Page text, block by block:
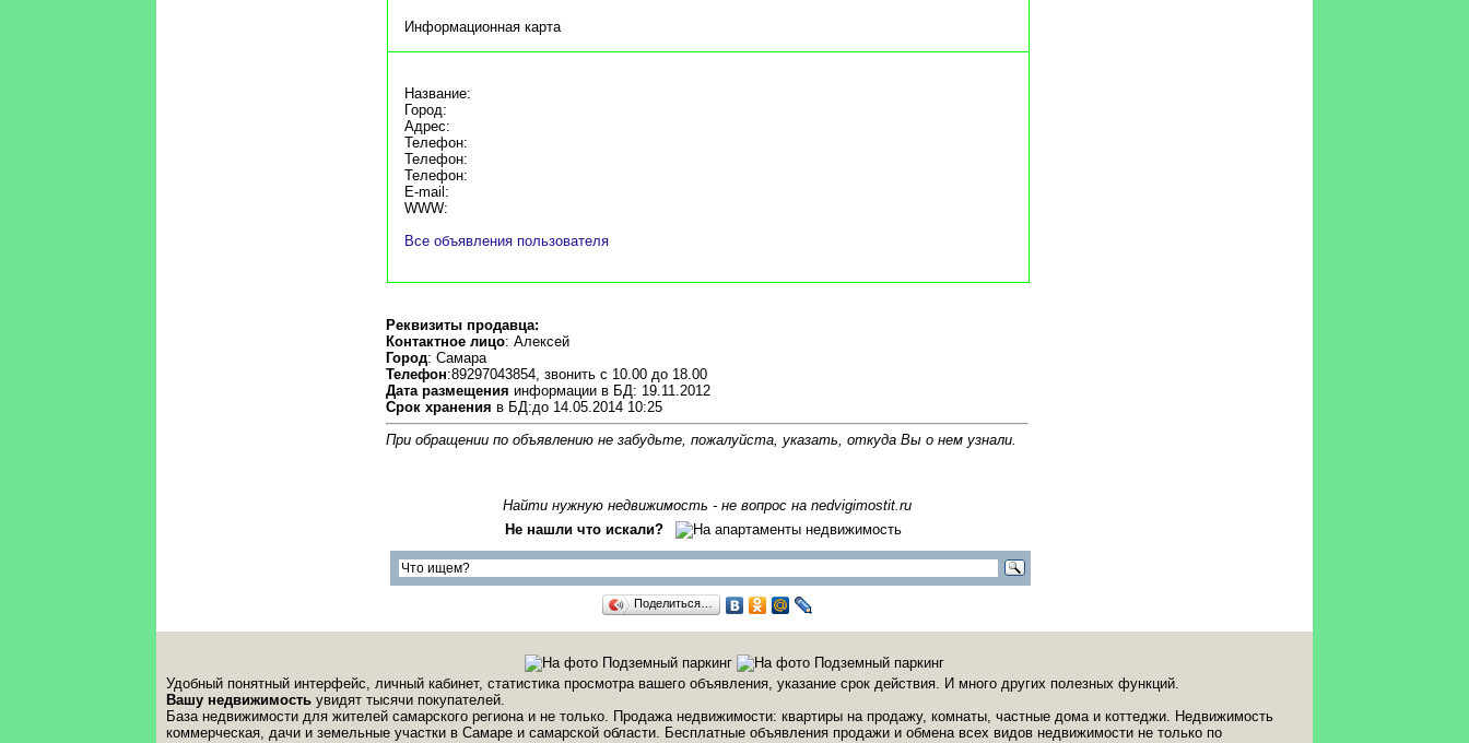
Информационная карта
Название:
Город:
Адрес:
Телефон:
Телефон:
Телефон:
E-mail:
WWW:
Все объявления пользователя
Реквизиты продавца:
Контактное лицо: Алексей
Город: Самара
Телефон:89297043854, звонить c 10.00 до 18.00
Дата размещения информации в БД: 19.11.2012
Срок хранения в БД:до 14.05.2014 10:25
При обращении по объявлению не забудьте, пожалуйста, указать, откуда Вы о нем узнали.
Найти нужную недвижимость - не вопрос на nedvigimostit.ru
Не нашли что искали?
Поделиться…
Удобный понятный интерфейс, личный кабинет, статистика просмотра вашего объявления, указание срок действия. И много других полезных функций.
Вашу недвижимостьувидят тысячи покупателей.
База недвижимости для жителей самарского региона и не только. Продажа недвижимости: квартиры на продажу, комнаты, частные дома и коттеджи. Недвижимость
коммерческая, дачи и земельные участки в Самаре и самарской области. Бесплатные объявления продажи и обмена всех видов недвижимости не только по